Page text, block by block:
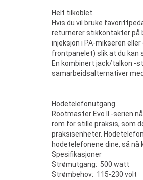
Helt tilkoblet
Hvis du vil bruke
returnerer stikkontakter på
injeksjon i PA-mikseren
frontpanelet) slik at du kan
En kombinert jack/talkon -
samarbeidsalternativer
Hodetelefonutgang
Rootmaster Evo II -serien
rom for stille praksis, som
praksisenheter.
hodetelefonene dine, så nå
Spesifikasjoner
Strømutgang: 500 watt
Strømbehov: 115-230 volt